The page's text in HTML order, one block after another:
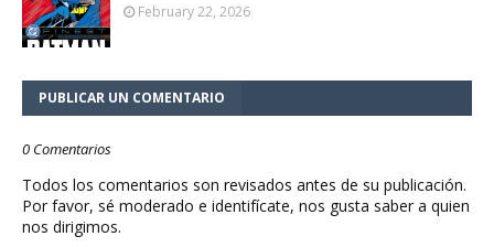
February 22, 2026
PUBLICAR UN COMENTARIO
0 Comentarios
Todos los comentarios son revisados antes de su publicación.
Por favor, sé moderado e identifícate, nos gusta saber a quien
nos dirigimos.